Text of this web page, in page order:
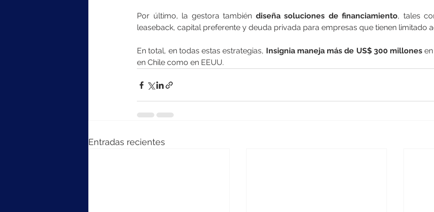
Por último, la gestora también diseña soluciones de financiamiento, tales
leaseback, capital preferente y deuda privada para empresas que tienen limitado
En total, en todas estas estrategias, Insignia maneja más de US$ 300 millones
en Chile como en EEUU.
Entradas recientes